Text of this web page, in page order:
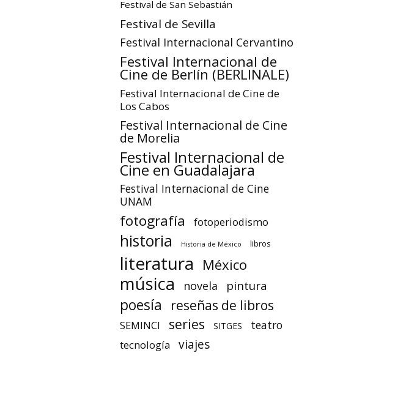
Festival de San Sebastián
Festival de Sevilla
Festival Internacional Cervantino
Festival Internacional de
Cine de Berlín (BERLINALE)
Festival Internacional de Cine de
Los Cabos
Festival Internacional de Cine
de Morelia
Festival Internacional de
Cine en Guadalajara
Festival Internacional de Cine
UNAM
fotografía fotoperiodismo
historia Historia de México libros
literatura México
música novela pintura
poesía reseñas de libros
SEMINCI series SITGES teatro
tecnología viajes